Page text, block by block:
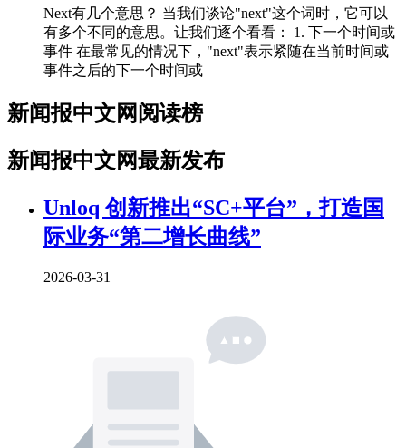
Next有几个意思？ 当我们谈论"next"这个词时，它可以
有多个不同的意思。让我们逐个看看： 1. 下一个时间或
事件 在最常见的情况下，"next"表示紧随在当前时间或
事件之后的下一个时间或
新闻报中文网阅读榜
新闻报中文网最新发布
Unloq 创新推出“SC+平台”，打造国
际业务“第二增长曲线”
2026-03-31